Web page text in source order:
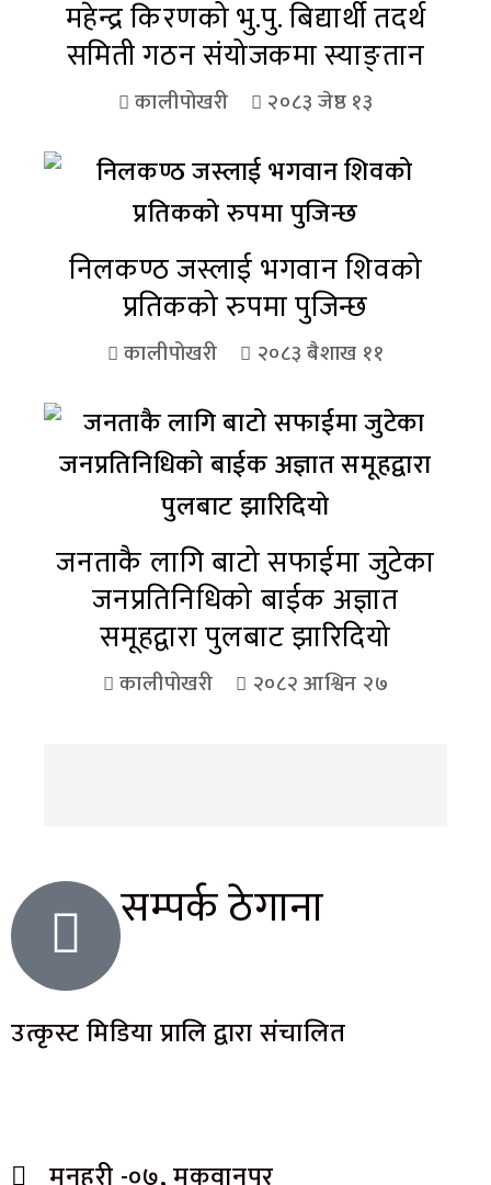
महेन्द्र किरणको भु.पु. बिद्यार्थी तदर्थ
समिती गठन संयोजकमा स्याङ्तान
कालीपोखरी २०८३ जेष्ठ १३
निलकण्ठ जस्लाई भगवान शिवको
प्रतिकको रुपमा पुजिन्छ
कालीपोखरी २०८३ बैशाख ११
जनताकै लागि बाटो सफाईमा जुटेका
जनप्रतिनिधिको बाईक अज्ञात
समूहद्वारा पुलबाट झारिदियो
कालीपोखरी २०८२ आश्विन २७
सम्पर्क ठेगाना
उत्कृस्ट मिडिया प्रालि द्वारा संचालित